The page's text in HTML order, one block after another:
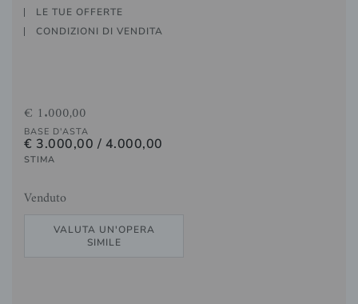
LE TUE OFFERTE
CONDIZIONI DI VENDITA
€ 1.000,00
BASE D'ASTA
€ 3.000,00 / 4.000,00
STIMA
Venduto
VALUTA UN'OPERA
SIMILE